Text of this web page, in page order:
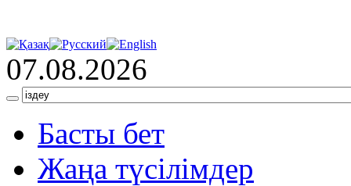
07.08.2026
Басты бет
Жаңа түсілімдер